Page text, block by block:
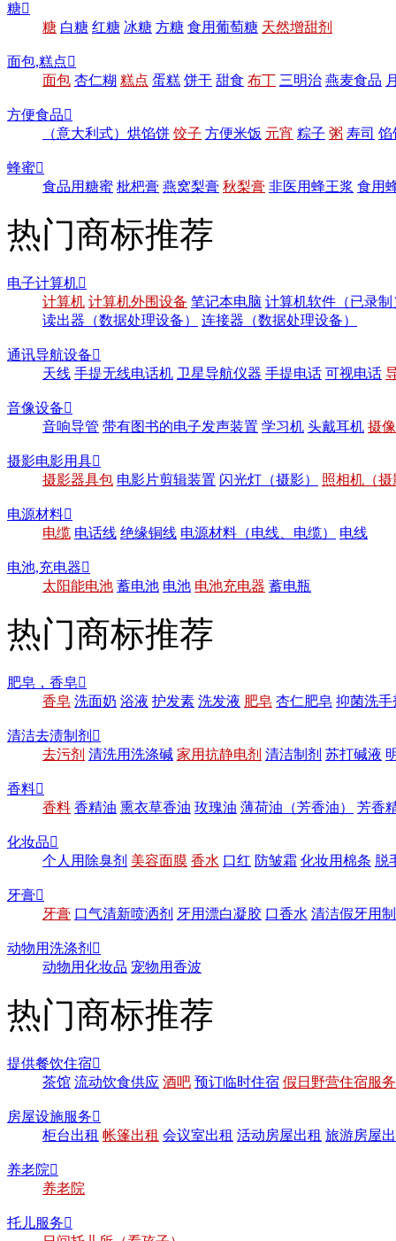
糖
糖 白糖 红糖 冰糖 方糖 食用葡萄糖 天然增甜剂
面包,糕点
面包 杏仁糊 糕点 蛋糕 饼干 甜食 布丁 三明治 燕麦食品
方便食品
（意大利式）烘馅饼 饺子 方便米饭 元宵 粽子 粥 寿司 馅
蜂蜜
食品用糖蜜 枇杷膏 燕窝梨膏 秋梨膏 非医用蜂王浆 食用
热门商标推荐
电子计算机
计算机 计算机外围设备 笔记本电脑 计算机软件（已录制
读出器（数据处理设备）
连接器（数据处理设备）
通讯导航设备
天线 手提无线电话机 卫星导航仪器 手提电话 可视电话
音像设备
音响导管 带有图书的电子发声装置 学习机 头戴耳机 摄
摄影电影用具
摄影器具包 电影片剪辑装置 闪光灯（摄影） 照相机（摄
电源材料
电缆 电话线 绝缘铜线 电源材料（电线、电缆） 电线
电池,充电器
太阳能电池 蓄电池 电池 电池充电器 蓄电瓶
热门商标推荐
肥皂，香皂
香皂 洗面奶 浴液 护发素 洗发液 肥皂 杏仁肥皂 抑菌洗手
清洁去渍制剂 
去污剂 清洗用洗涤碱 家用抗静电剂 清洁制剂 苏打碱液
香料
香料 香精油 熏衣草香油 玫瑰油 薄荷油（芳香油） 芳香
化妆品
个人用除臭剂 美容面膜 香水 口红 防皱霜 化妆用棉条 脱
牙膏
牙膏 口气清新喷洒剂 牙用漂白凝胶 口香水 清洁假牙用
动物用洗涤剂 
动物用化妆品 宠物用香波
热门商标推荐
提供餐饮住宿
茶馆 流动饮食供应 酒吧 预订临时住宿 假日野营住宿服务
房屋设施服务
柜台出租 帐篷出租 会议室出租 活动房屋出租 旅游房屋
养老院
养老院
托儿服务